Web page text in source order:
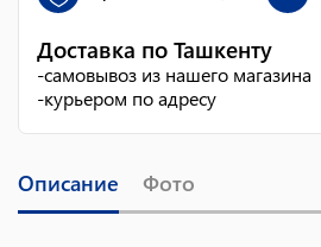
Доставка по Ташкенту
-самовывоз из нашего магазина
-курьером по адресу
Описание Фото